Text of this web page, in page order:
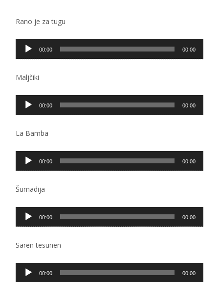
Rano je za tugu
Pregledač
zvučnih
00:00 00:00
Maljčiki
Pregledač
zvučnih
00:00 00:00
La Bamba
Pregledač
zvučnih
00:00 00:00
Šumadija
Pregledač
zvučnih
00:00 00:00
Saren tesunen
Pregledač00:00 00:00